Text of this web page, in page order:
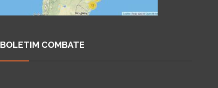
BOLETIM COMBATE